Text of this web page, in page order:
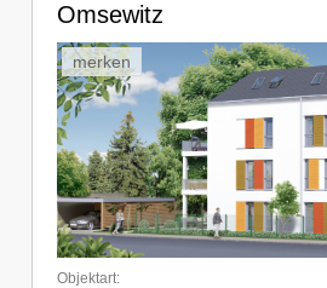
Omsewitz
merken
Objektart: